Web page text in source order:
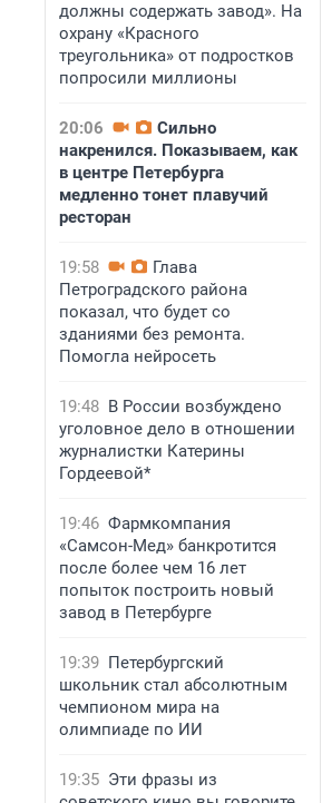
должны содержать завод». На
охрану «Красного
треугольника» от подростков
попросили миллионы
20:06
Сильно
накренился. Показываем, как
в центре Петербурга
медленно тонет плавучий
ресторан
19:58
Глава
Петроградского района
показал, что будет со
зданиями без ремонта.
Помогла нейросеть
19:48 В России возбуждено
уголовное дело в отношении
журналистки Катерины
Гордеевой*
19:46 Фармкомпания
«Самсон-Мед» банкротится
после более чем 16 лет
попыток построить новый
завод в Петербурге
19:39 Петербургский
школьник стал абсолютным
чемпионом мира на
олимпиаде по ИИ
19:35 Эти фразы из